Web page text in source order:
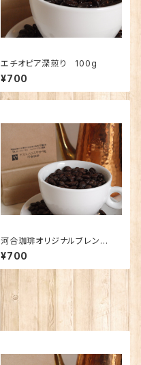
エチオピア深煎り 100g
¥700
河合珈琲オリジナルブレン
ド 〜森〜 100g
¥700